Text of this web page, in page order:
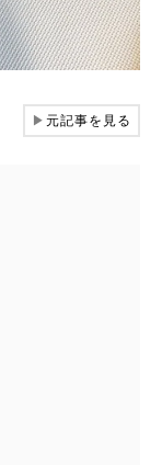
▶元記事を見る